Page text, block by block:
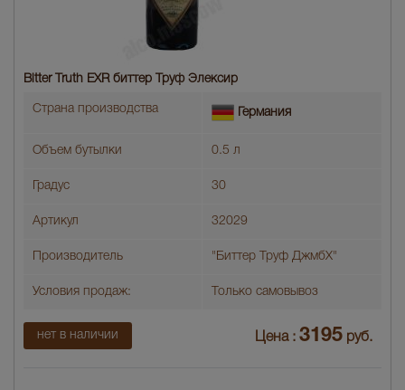
Bitter Truth EXR биттер Труф Элексир
Страна производства Германия
Объем бутылки 0.5 л
Градус 30
Артикул 32029
Производитель "Биттер Труф ДжмбХ"
Условия продаж: Только самовывоз
нет в наличии Цена : 3195 руб.